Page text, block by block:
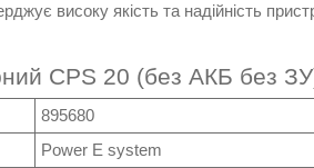
високу якість та надійність
CPS 20 (без АКБ без
895680
Power E system